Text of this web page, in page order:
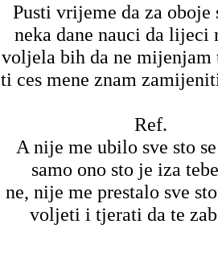
Pusti vrijeme da za oboje
neka dane nauci da lijeci
voljela bih da ne mijenjam
ti ces mene znam
Ref.
A nije me ubilo sve sto
samo ono sto je iza
ne, nije me prestalo sve
voljeti i tjerati da te